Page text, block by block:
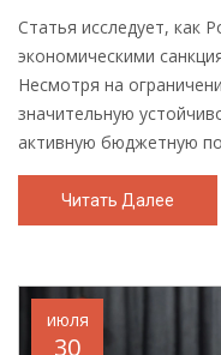
Статья исследует, как
экономическими
Несмотря на
значительную
активную бюджетную
и стратегическое
Читать Далее
июля
30